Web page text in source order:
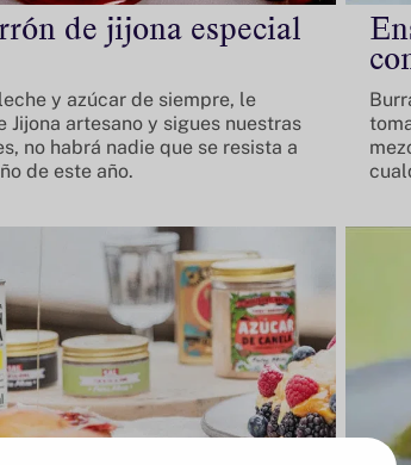
de jijona especial
y azúcar de siempre, le
Jijona artesano y sigues nuestras
no habrá nadie que se resista a
de este año.